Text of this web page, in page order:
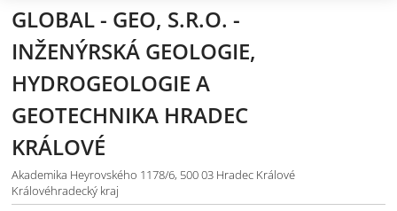
GLOBAL - GEO, S.R.O. -
INŽENÝRSKÁ GEOLOGIE,
HYDROGEOLOGIE A
GEOTECHNIKA HRADEC
KRÁLOVÉ
Akademika Heyrovského 1178/6, 500 03 Hradec Králové
Královéhradecký kraj